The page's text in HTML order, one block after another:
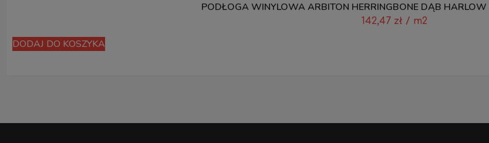
PODŁOGA WINYLOWA ARBITON HERRINGBONE DĄB
142,47 zł / m2
DODAJ DO KOSZYKA